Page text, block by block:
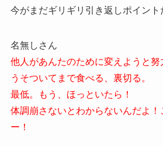
今がまだギリギリ引き返しポイン
名無しさん
他人があんたのために変えようと
うそついてまで食べる、裏切る。
最低。もう、ほっといたら！
体調崩さないとわからないんだよ！
ー！